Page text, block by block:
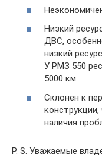
Низкий
ДВС,
низкий
У РМЗ 550
5000 км.
Склонен к
наличия
P. S. Уважаемые